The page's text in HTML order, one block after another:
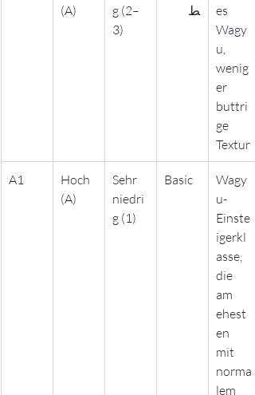
(A)
g (2–
3)
ط
es
Wagy
u,
wenig
er
buttri
ge
Textur
A1
Hoch
(A)
Sehr
niedri
g (1)
Basic
Wagy
u-
Einste
igerkl
asse,
die
am
ehest
en
mit
norma
lem